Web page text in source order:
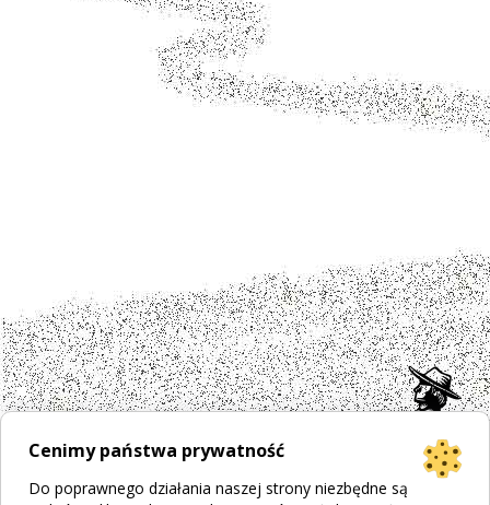
Cenimy państwa prywatność
Do poprawnego działania naszej strony niezbędne są